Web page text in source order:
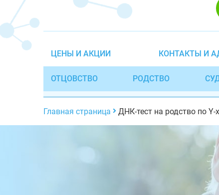
ЦЕНЫ И АКЦИИ КОНТАКТЫ И
ОТЦОВСТВО РОДСТВО
Главная страница ДНК-тест на родство по